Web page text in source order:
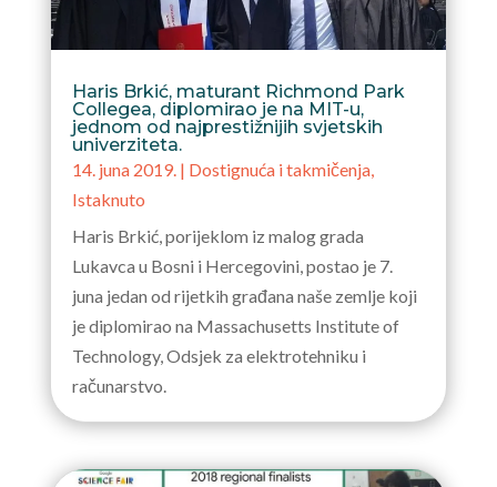
Haris Brkić, maturant Richmond Park
Collegea, diplomirao je na MIT-u,
jednom od najprestižnijih svjetskih
univerziteta.
14. juna 2019.| Dostignuća i takmičenja,
Istaknuto
Haris Brkić, porijeklom iz malog grada
Lukavca u Bosni i Hercegovini, postao je 7.
juna jedan od rijetkih građana naše zemlje koji
je diplomirao na Massachusetts Institute of
Technology, Odsjek za elektrotehniku i
računarstvo.